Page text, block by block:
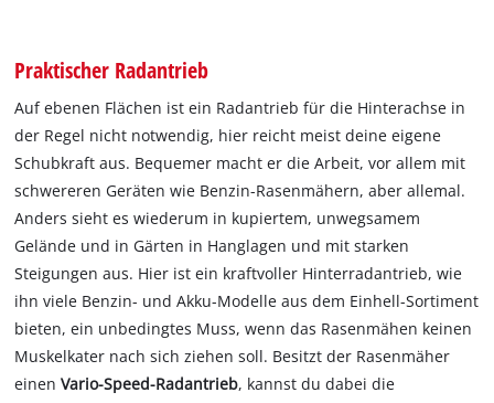
Praktischer Radantrieb
Auf ebenen Flächen ist ein Radantrieb für die Hinterachse in
der Regel nicht notwendig, hier reicht meist deine eigene
Schubkraft aus. Bequemer macht er die Arbeit, vor allem mit
schwereren Geräten wie Benzin-Rasenmähern, aber allemal.
Anders sieht es wiederum in kupiertem, unwegsamem
Gelände und in Gärten in Hanglagen und mit starken
Steigungen aus. Hier ist ein kraftvoller Hinterradantrieb, wie
ihn viele Benzin- und Akku-Modelle aus dem Einhell-Sortiment
bieten, ein unbedingtes Muss, wenn das Rasenmähen keinen
Muskelkater nach sich ziehen soll. Besitzt der Rasenmäher
einenVario-Speed-Radantrieb, kannst du dabei die